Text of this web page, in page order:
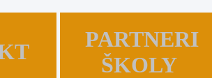
PARTNERI
ŠKOLY